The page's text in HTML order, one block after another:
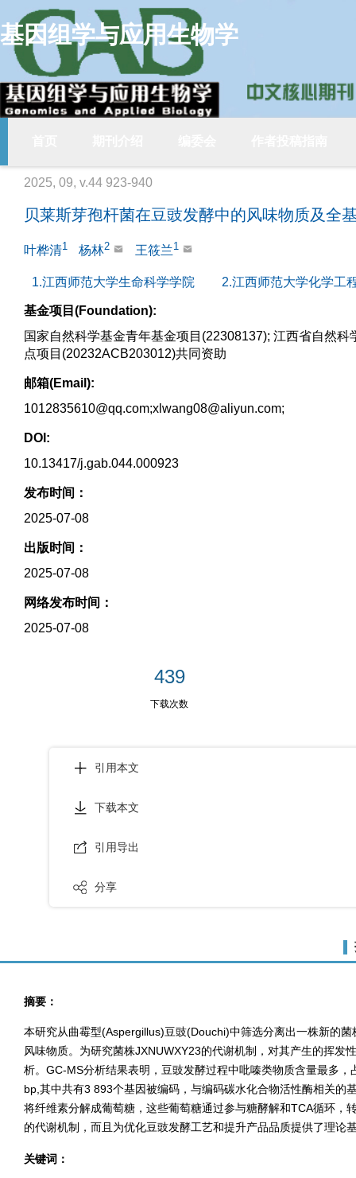
基因组学与应用生物学
2025, 09, v.44 923-940
贝莱斯芽孢杆菌在豆豉发酵中的风味物质及全
叶桦清1 杨林2 王筱兰1
1.江西师范大学生命科学学院 2.江西师范大学化学工
基金项目(Foundation):
国家自然科学基金青年基金项目(22308137); 江西省自然
点项目(20232ACB203012)共同资助
邮箱(Email):
1012835610@qq.com;xlwang08@aliyun.com;
DOI:
10.13417/j.gab.044.000923
发布时间：
2025-07-08
出版时间：
2025-07-08
网络发布时间：
2025-07-08
439
下载次数
引用本文
下载本文
引用导出
分享
摘要：
本研究从曲霉型(Aspergillus)豆豉(Douchi)中筛选分离出一株新的
风味物质。为研究菌株JXNUWXY23的代谢机制，对其产生的挥
析。GC-MS分析结果表明，豆豉发酵过程中吡嗪类物质含量最多
bp,其中共有3 893个基因被编码，与编码碳水化合物活性酶相关
将纤维素分解成葡萄糖，这些葡萄糖通过参与糖酵解和TCA循环
的代谢机制，而且为优化豆豉发酵工艺和提升产品品质提供了理论
关键词：